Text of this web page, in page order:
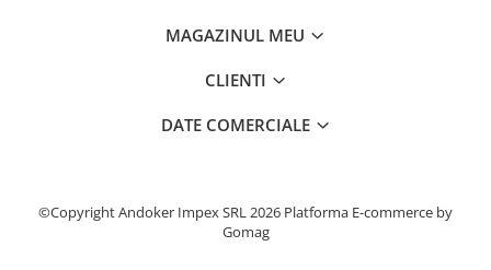
Sistem de slefuit/polizat cu
MAGAZINUL MEU
CLIENTI
DATE COMERCIALE
©Copyright Andoker Impex SRL 2026 Platforma E-commerce by
Gomag